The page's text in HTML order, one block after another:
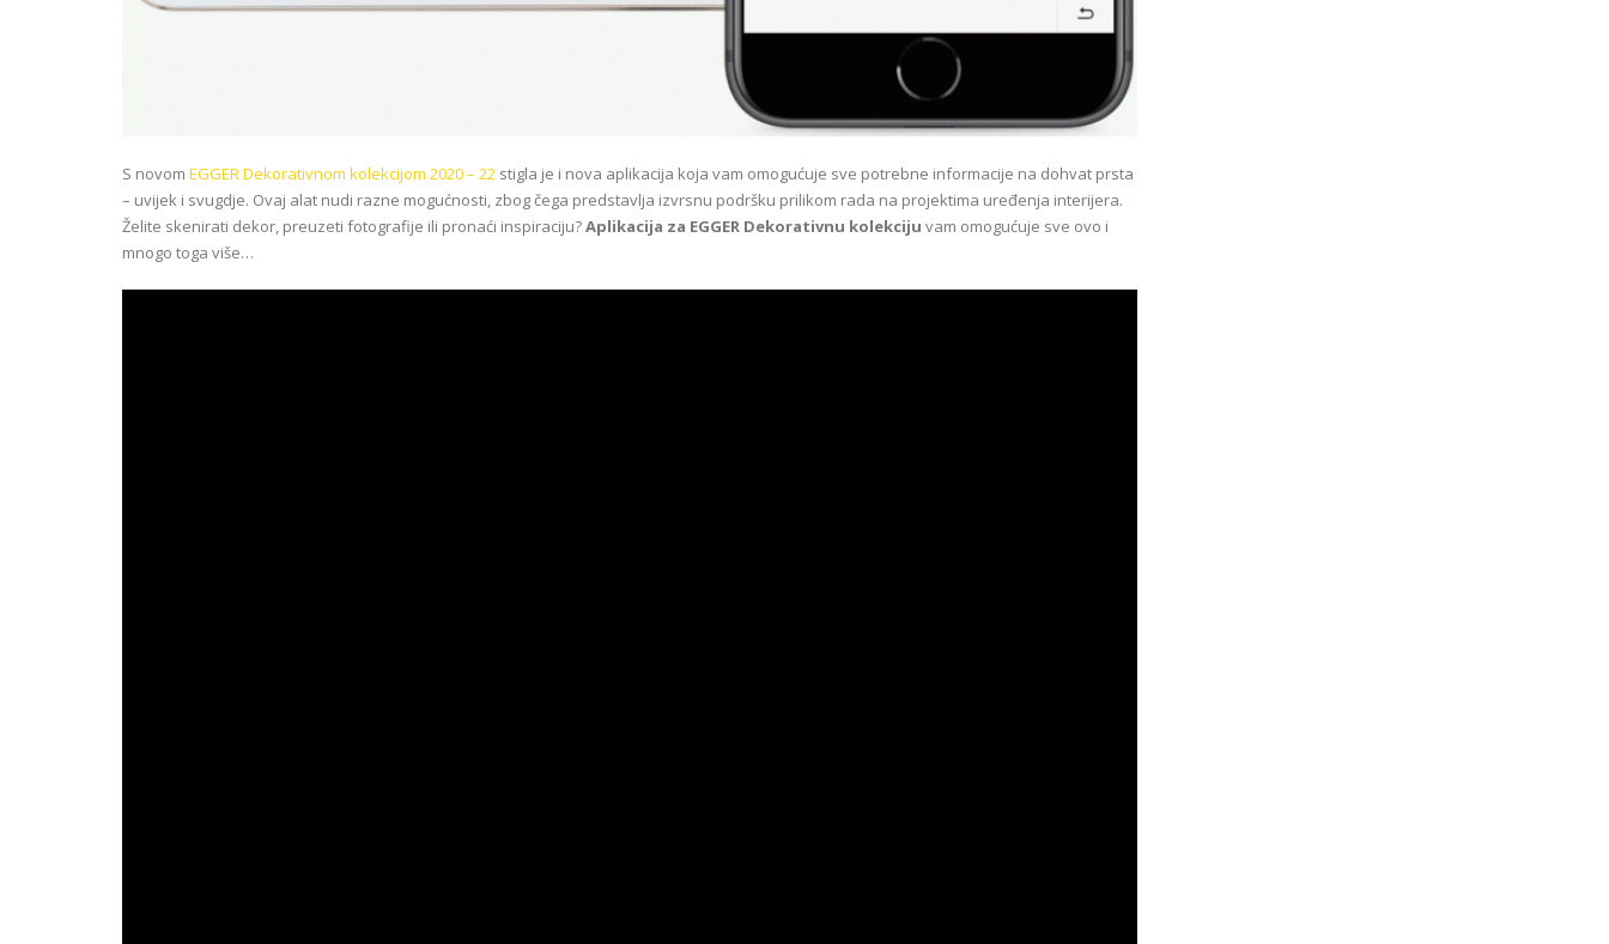
S novom EGGER Dekorativnom kolekcijom 2020 – 22 stigla je i nova aplikacija koja vam omogućuje sve potrebne informacije na dohvat prsta
– uvijek i svugdje. Ovaj alat nudi razne mogućnosti, zbog čega predstavlja izvrsnu podršku prilikom rada na projektima uređenja interijera.
Želite skenirati dekor, preuzeti fotografije ili pronaći inspiraciju?Aplikacija za EGGER Dekorativnu kolekciju vam omogućuje sve ovo i
mnogo toga više…